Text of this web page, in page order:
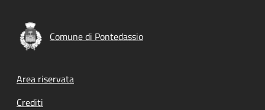
Comune di Pontedassio
Footer menu
Area riservata
Crediti